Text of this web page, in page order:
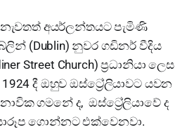
අයර්ලන්තයට පැමිණි
(Dublin) නුවර ගඩිනර් වීදිය
Street Church) ප්‍රධානියා ලෙස
දී ඔහුව ඔස්ට්‍රේලියාවට යවන
ගමනේ ද, ඔස්ට්‍රේලියාවේ ද
ගොන්නට එක්වෙනවා.